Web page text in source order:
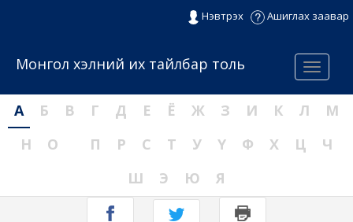
Нэвтрэх Ашиглах заавар
Menu
Монгол хэлний их тайлбар толь
А Б В Г Д Е Ё Ж З И К Л
М
Н
О П Р С Т У Ү Ф Х Ц
Ч
Ш
Э Ю Я